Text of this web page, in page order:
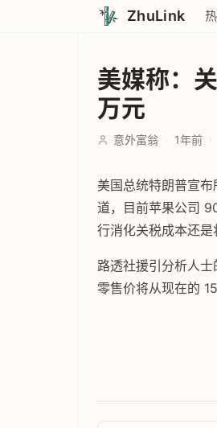
ZhuLink
美媒称：
万元
意外富翁 · 1年前 ·
美国总统特朗普宣
道，目前苹果公司
行消化关税成本还是
路透社援引分析人
零售价将从现在的